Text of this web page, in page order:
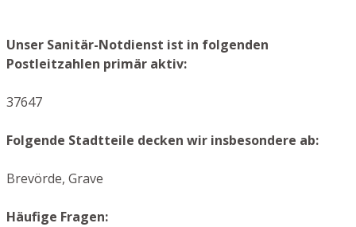
Unser Sanitär-Notdienst ist in folgenden
Postleitzahlen primär aktiv:
37647
Folgende Stadtteile decken wir insbesondere ab:
Brevörde, Grave
Häufige Fragen: